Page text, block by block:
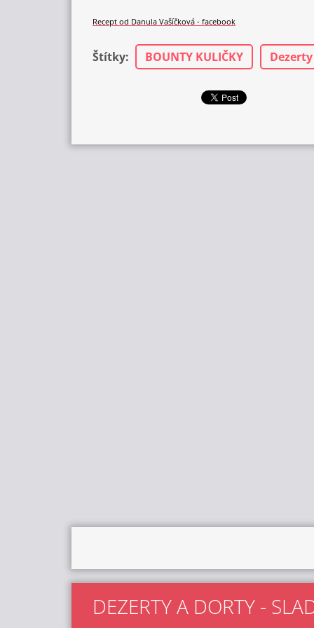
Recept od Danula Vašíčková - facebook
Štítky: BOUNTY KULIČKY
DEZERTY A DORTY -